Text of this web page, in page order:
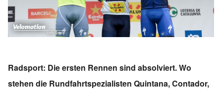
Radsport: Die ersten Rennen sind absolviert. Wo
stehen die Rundfahrtspezialisten Quintana, Contador,